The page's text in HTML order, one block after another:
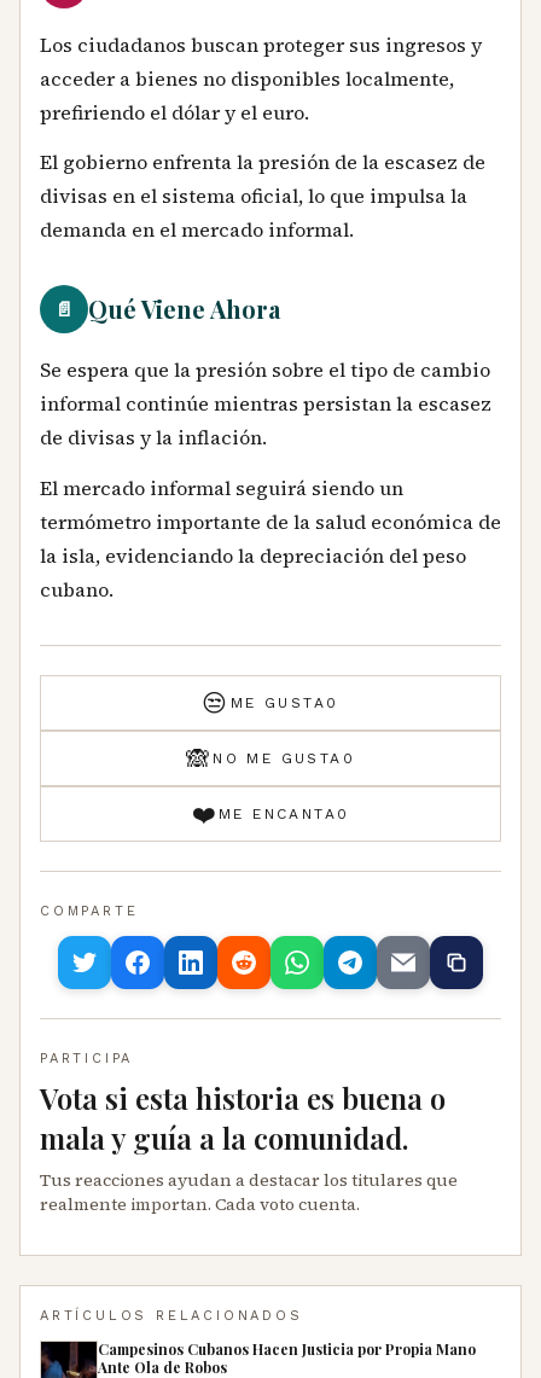
Los ciudadanos buscan proteger sus ingresos y
acceder a bienes no disponibles localmente,
prefiriendo el dólar y el euro.
El gobierno enfrenta la presión de la escasez de
divisas en el sistema oficial, lo que impulsa la
demanda en el mercado informal.
📄 Qué Viene Ahora
Se espera que la presión sobre el tipo de cambio
informal continúe mientras persistan la escasez
de divisas y la inflación.
El mercado informal seguirá siendo un
termómetro importante de la salud económica de
la isla, evidenciando la depreciación del peso
cubano.
😒 ME GUSTA 0
🙈 NO ME GUSTA 0
❤️ ME ENCANTA 0
COMPARTE
PARTICIPA
Vota si esta historia es buena o
mala y guía a la comunidad.
Tus reacciones ayudan a destacar los titulares que
realmente importan. Cada voto cuenta.
ARTÍCULOS RELACIONADOS
Campesinos Cubanos Hacen Justicia por Propia Mano
Ante Ola de Robos